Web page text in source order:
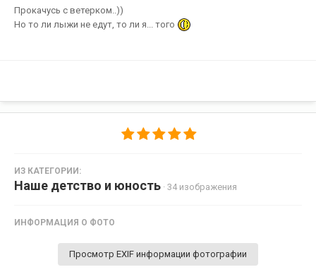
Прокачусь с ветерком..))
Но то ли лыжи не едут, то ли я... того
ИЗ КАТЕГОРИИ:
Наше детство и юность · 34 изображения
ИНФОРМАЦИЯ О ФОТО
Просмотр EXIF информации фотографии